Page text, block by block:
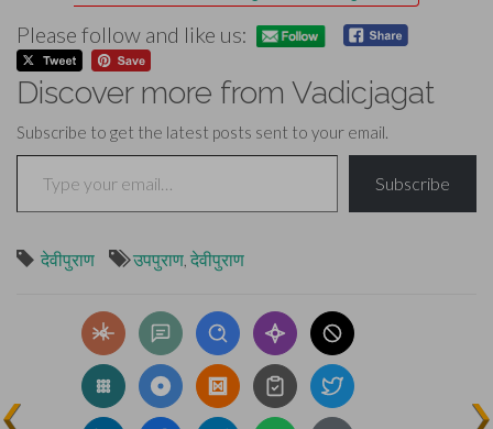
Please follow and like us:
Discover more from Vadicjagat
Subscribe to get the latest posts sent to your email.
Type your email…
Subscribe
देवीपुराण उपपुराण देवीपुराण